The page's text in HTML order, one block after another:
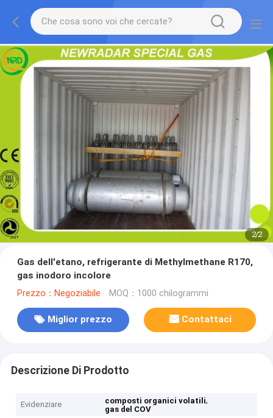
2/2
Gas dell'etano, refrigerante di Methylmethane R170,
gas inodoro incolore
Prezzo：Negoziabile MOQ：1000 chilogrammi
Miglior prezzo Contattaci
Descrizione Di Prodotto
Evidenziare composti organici volatili,
gas del COV